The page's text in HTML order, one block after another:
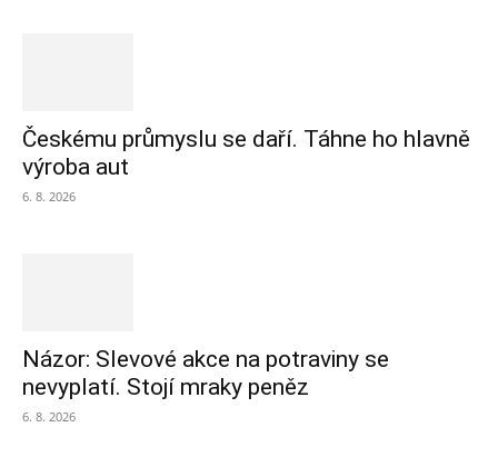
Českému průmyslu se daří. Táhne ho hlavně
výroba aut
6. 8. 2026
Názor: Slevové akce na potraviny se
nevyplatí. Stojí mraky peněz
6. 8. 2026